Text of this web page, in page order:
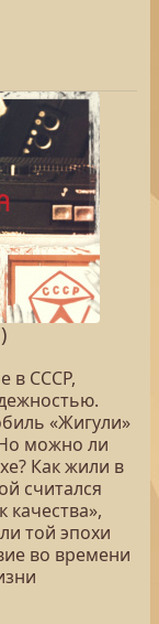
в СССР,
«Жигули»
можно ли
Как жили в
считался
той эпохи
во времени